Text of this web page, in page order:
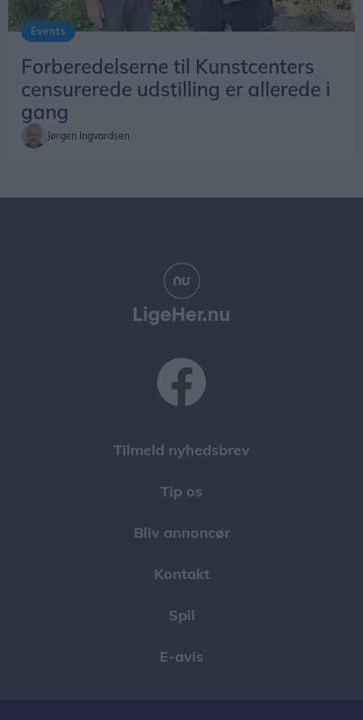
Events
Forberedelserne til Kunstcenters
censurerede udstilling er allerede i
gang
Jørgen Ingvardsen
Tilmeld nyhedsbrev
Tip os
Bliv annoncør
Kontakt
Spil
E-avis